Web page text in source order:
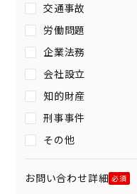
交通事故
労働問題
企業法務
会社設立
知的財産
刑事事件
その他
お問い合わせ詳細